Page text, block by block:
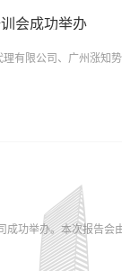
审查协作中心（广东
办单位：广州开发区知
：2026年01月29日（星
层）交通指引：（1）乘
会成功举办
有限公司、广州涨知
助力知识产权服务出口
国家知识产权服务出口
，开设全省首个“专利快
国专利代理机构在华常
成功举办。本次报告会